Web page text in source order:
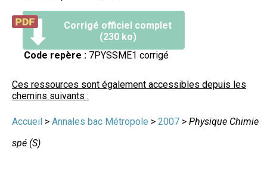
Corrigé officiel complet
(230 ko)
Code repère : 7PYSSME1 corrigé
Ces ressources sont également accessibles depuis les
chemins suivants :
Accueil > Annales bac Métropole > 2007 > Physique Chimie
spé (S)